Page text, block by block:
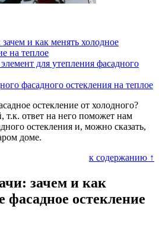
и как менять холодное
на теплое
для утепления фасадного
фасадного остекления на теплое
остекление от холодного?
т.к. ответ на него поможет нам
остекления и, можно сказать,
доме.
к содержанию ↑
зачем и как
фасадное остекление